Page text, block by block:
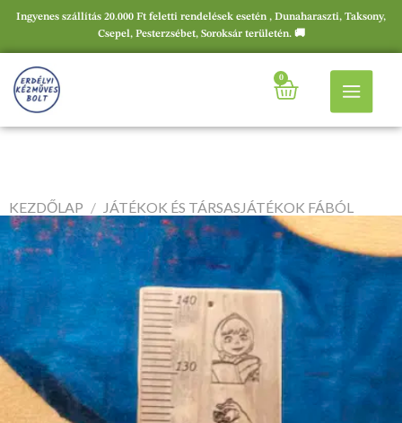
Ingyenes szállítás 20.000 Ft feletti rendelések esetén , Dunaharaszti, Taksony,
Csepel, Pesterzsébet, Soroksár területén. 🚚
0
KEZDŐLAP / JÁTÉKOK ÉS TÁRSASJÁTÉKOK FÁBÓL